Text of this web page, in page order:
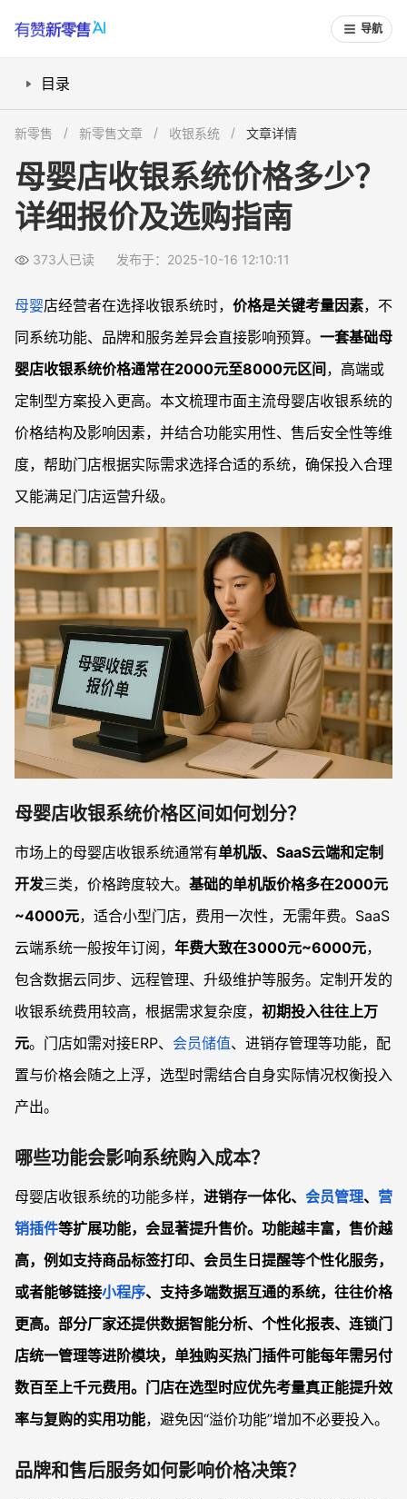
导航
目录
品牌和售后服务如何影响价格决策？
什么门店规模适合哪类收银系统？
母婴店收银系统可以免费使用吗？
选购收银系统时如何评估总成本？
新零售 新零售文章 收银系统 文章详情
母婴店收银系统价格多少？
详细报价及选购指南
373人已读 发布于：2025-10-16 12:10:11
母婴店经营者在选择收银系统时， 价格是关键考量因素，不
同系统功能、品牌和服务差异会直接影响预算。 一套基础母
婴店收银系统价格通常在2000元至8000元区间 ，高端或
定制型方案投入更高。本文梳理市面主流母婴店收银系统的
价格结构及影响因素，并结合功能实用性、售后安全性等维
度，帮助门店根据实际需求选择合适的系统，确保投入合理
又能满足门店运营升级。
母婴店收银系统价格区间如何划分？
市场上的母婴店收银系统通常有单机版、SaaS云端和定制
开发三类，价格跨度较大。 基础的单机版价格多在2000元
~4000元，适合小型门店，费用一次性，无需年费。SaaS
云端系统一般按年订阅， 年费大致在3000元~6000元，
包含数据云同步、远程管理、升级维护等服务。定制开发的
收银系统费用较高，根据需求复杂度， 初期投入往往上万
元。门店如需对接ERP、 会员储值、进销存管理等功能，配
置与价格会随之上浮，选型时需结合自身实际情况权衡投入
产出。
哪些功能会影响系统购入成本？
母婴店收银系统的功能多样， 进销存一体化、 会员管理、 营
销插件等扩展功能，会显著提升售价。 功能越丰富，售价越
高，例如支持商品标签打印、会员生日提醒等个性化服务，
或者能够链接小程序、支持多端数据互通的系统，往往价格
更高。部分厂家还提供数据智能分析、个性化报表、连锁门
店统一管理等进阶模块，单独购买热门插件可能每年需另付
数百至上千元费用。门店在选型时应优先考量真正能提升效
率与复购的实用功能，避免因“溢价功能”增加不必要投入。
品牌和售后服务如何影响价格决策？